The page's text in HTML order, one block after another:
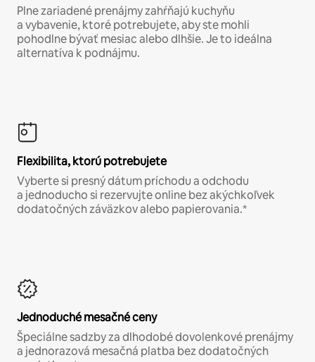
Plne zariadené prenájmy zahŕňajú kuchyňu
a vybavenie, ktoré potrebujete, aby ste mohli
pohodlne bývať mesiac alebo dlhšie. Je to ideálna
alternatíva k podnájmu.
Flexibilita, ktorú potrebujete
Vyberte si presný dátum príchodu a odchodu
a jednoducho si rezervujte online bez akýchkoľvek
dodatočných záväzkov alebo papierovania.*
Jednoduché mesačné ceny
Špeciálne sadzby za dlhodobé dovolenkové prenájmy
a jednorazová mesačná platba bez dodatočných